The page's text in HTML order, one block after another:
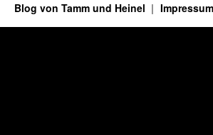
Blog von Tamm und Heinel Impressum